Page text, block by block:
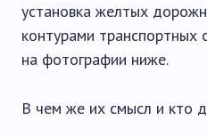
установка желтых
контурами транспортных
на фотографии ниже.
В чем же их смысл и кто